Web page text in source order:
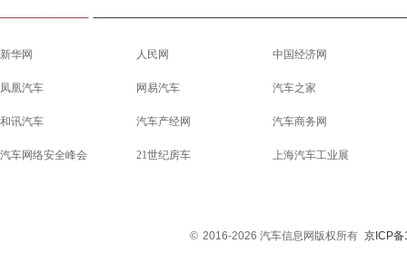
新华网 人民网 中国经济网
凤凰汽车 网易汽车 汽车之家
和讯汽车 汽车产经网 汽车商务网
汽车网络安全峰会 21世纪房车 上海汽车工业展
© 2016-2026 汽车信息网版权所有 京ICP